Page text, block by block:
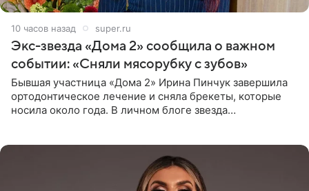
10 часов назад super.ru
Экс-звезда «Дома 2» сообщила о важном
событии: «Сняли мясорубку с зубов»
Бывшая участница «Дома 2» Ирина Пинчук завершила
ортодонтическое лечение и сняла брекеты, которые
носила около года. В личном блоге звезда